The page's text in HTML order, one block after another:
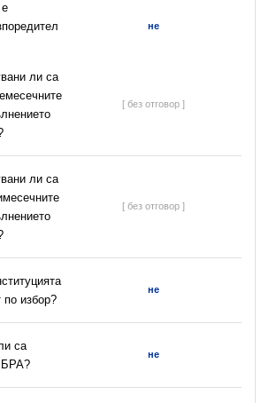
не
ли са
[ без отговор ]
ли са
[ без отговор ]
избор?
не
са
не